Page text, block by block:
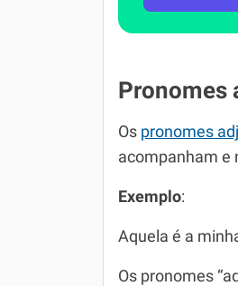
Pronomes
Os pronomes
acompanham e
Exemplo:
Aquela é a
Os pronomes